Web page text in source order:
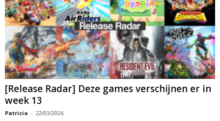
[Release Radar] Deze games verschijnen er in
week 13
Patricia - 22/03/2026